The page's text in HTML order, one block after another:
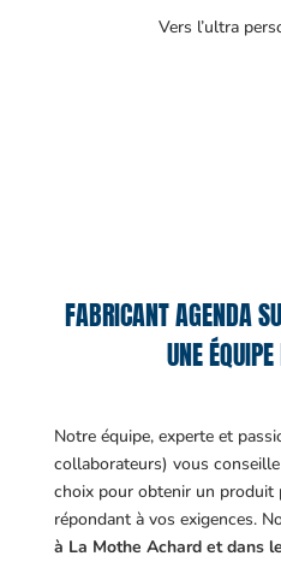
Vers l’ultra
FABRICANT AGENDA
UNE
Notre équipe, experte et
collaborateurs) vous
choix pour obtenir un produit
répondant à vos exigences.
à La Mothe Achard et dans